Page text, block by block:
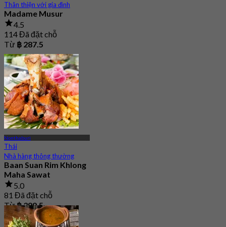
Thân thiện với gia đình
Madame Musur
4.5
114 Đã đặt chỗ
Từ ฿ 287.5
Nonthaburi
Thái
Nhà hàng thông thường
Baan Suan Rim Khlong
Maha Sawat
5.0
81 Đã đặt chỗ
Từ฿ 399.5